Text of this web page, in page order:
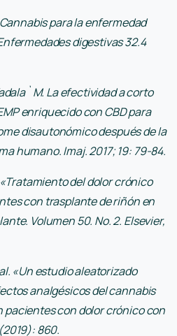
para la enfermedad
digestivas 32.4
M. La efectividad a corto
enriquecido con CBD para
disautonómico después de la
humano. Imaj. 2017; 19: 79-84.
del dolor crónico
con trasplante de riñón en
Volumen 50. No. 2. Elsevier,
«Un estudio aleatorizado
analgésicos del cannabis
pacientes con dolor crónico con
860.